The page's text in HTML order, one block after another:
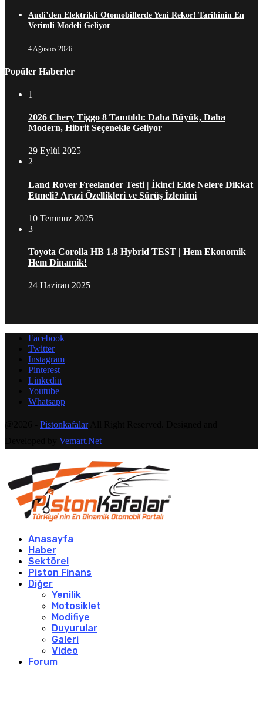
Audi’den Elektrikli Otomobillerde Yeni Rekor! Tarihinin En
Verimli Modeli Geliyor
4 Ağustos 2026
Popüler Haberler
1
2026 Chery Tiggo 8 Tanıtıldı: Daha Büyük, Daha
Modern, Hibrit Seçenekle Geliyor
29 Eylül 2025
2
Land Rover Freelander Testi | İkinci Elde Nelere Dikkat
Etmeli? Arazi Özellikleri ve Sürüş İzlenimi
10 Temmuz 2025
3
Toyota Corolla HB 1.8 Hybrid TEST | Hem Ekonomik
Hem Dinamik!
24 Haziran 2025
Facebook
Twitter
Instagram
Pinterest
Linkedin
Youtube
Whatsapp
PistonkafalarAll Right Reserved. Designed and
Vemart.Net
Anasayfa
Haber
Sektörel
Piston Finans
Diğer
Yenilik
Motosiklet
Modifiye
Duyurular
Galeri
Video
Forum